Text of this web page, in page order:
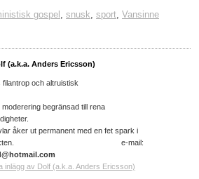
gospel snusk sport Vansinne
(a.k.a. Anders Ericsson)
filantrop och altruistisk
moderering begränsad till rena
åker ut permanent med en fet spark i
e-mail:
inlägg av Dolf (a.k.a. Anders Ericsson)